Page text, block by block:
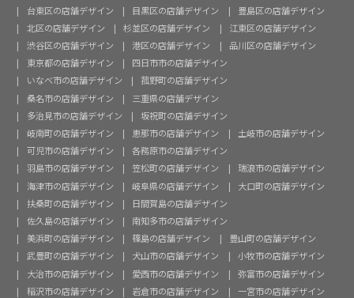
台東区の店舗デザイン
目黒区の店舗デザイン
豊島区の店舗デザイン
北区の店舗デザイン
杉並区の店舗デザイン
江東区の店舗デザイン
渋谷区の店舗デザイン
港区の店舗デザイン
品川区の店舗デザイン
東京都の店舗デザイン
四日市市の店舗デザイン
いなべ市の店舗デザイン
菰野町の店舗デザイン
桑名市の店舗デザイン
三重県の店舗デザイン
多治見市の店舗デザイン
坂祝町の店舗デザイン
岐南町の店舗デザイン
恵那市の店舗デザイン
土岐市の店舗デザイン
可児市の店舗デザイン
各務原市の店舗デザイン
羽島市の店舗デザイン
笠松町の店舗デザイン
瑞浪市の店舗デザイン
海津市の店舗デザイン
岐阜県の店舗デザイン
大口町の店舗デザイン
扶桑町の店舗デザイン
日間賀島の店舗デザイン
佐久島の店舗デザイン
南知多市の店舗デザイン
美浜町の店舗デザイン
篠島の店舗デザイン
豊山町の店舗デザイン
武豊町の店舗デザイン
犬山市の店舗デザイン
小牧市の店舗デザイン
大治市の店舗デザイン
愛西市の店舗デザイン
弥富市の店舗デザイン
稲沢市の店舗デザイン
岩倉市の店舗デザイン
一宮市の店舗デザイン